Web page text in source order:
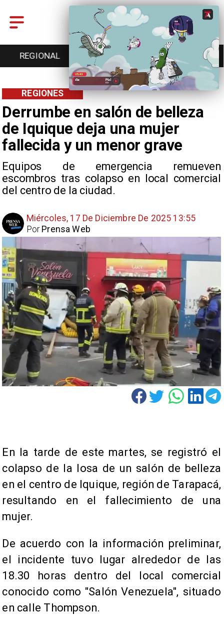
REGIONAL ENTRETENCIÓN DEPORTES
Derrumbe en salón de belleza
de Iquique deja una mujer
fallecida y un menor grave
Equipos de emergencia remueven
escombros tras colapso en local comercial
del centro de la ciudad.
REGIONES
Miércoles, 17 De Diciembre De 2025 13:55
Prensa Web
Por
En la tarde de este martes, se registró el
colapso de la losa de un salón de belleza
en el centro de Iquique, región de Tarapacá,
resultando en el fallecimiento de una
mujer.
De acuerdo con la información preliminar,
el incidente tuvo lugar alrededor de las
18.30 horas dentro del local comercial
conocido como "Salón Venezuela", situado
en calle Thompson.